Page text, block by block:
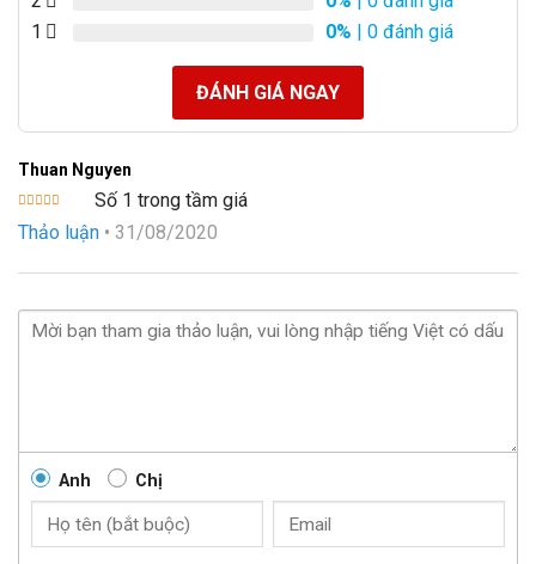
1
0% | 0 đánh giá
ĐÁNH GIÁ NGAY
Thuan Nguyen
hạng55
Số 1 trong tầm giá
Thảo luận • 31/08/2020
Anh Chị